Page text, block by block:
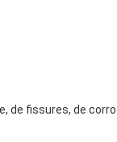
de fissures, de